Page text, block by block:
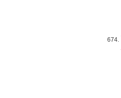
674.